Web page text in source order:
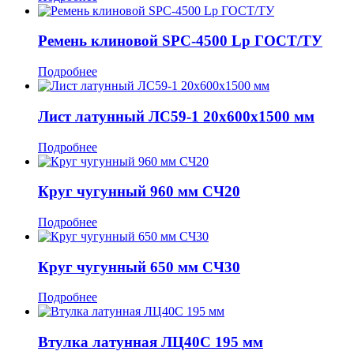
Ремень клиновой SPC-4500 Lp ГОСТ/ТУ
Подробнее
Лист латунный ЛС59-1 20x600x1500 мм
Подробнее
Круг чугунный 960 мм СЧ20
Подробнее
Круг чугунный 650 мм СЧ30
Подробнее
Втулка латунная ЛЦ40С 195 мм